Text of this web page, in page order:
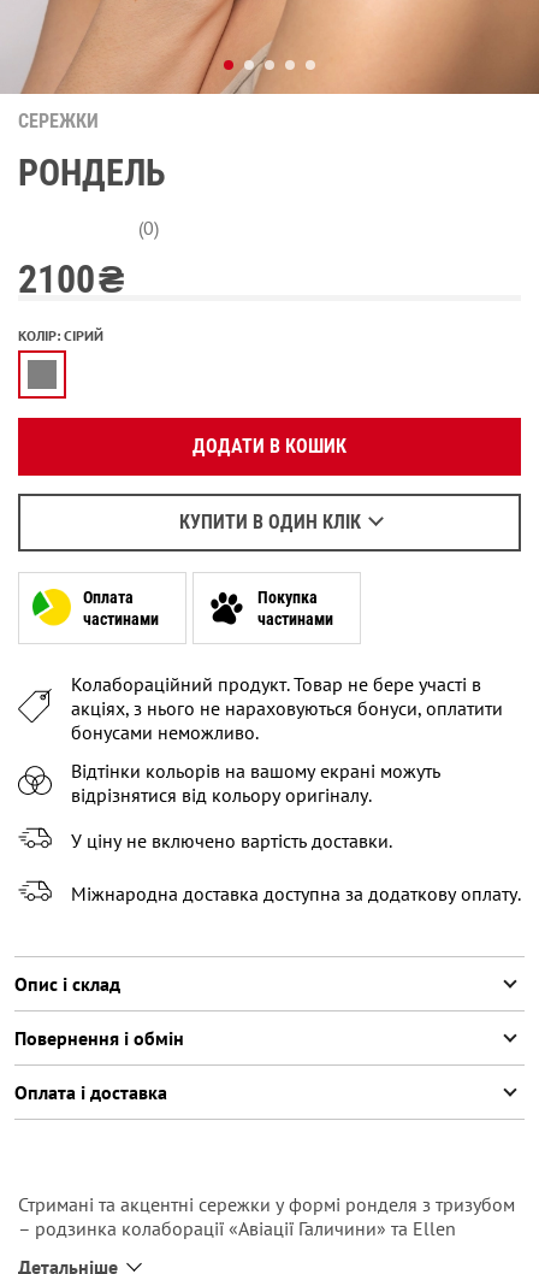
СЕРЕЖКИ
РОНДЕЛЬ
(0)
2100₴
КОЛІР: СІРИЙ
ДОДАТИ В КОШИК
КУПИТИ В ОДИН КЛІК
Написати у WhatsApp
Оплата
частинами
Покупка
частинами
Колабораційний продукт. Товар не бере участі в
акціях, з нього не нараховуються бонуси, оплатити
бонусами неможливо.
Відтінки кольорів на вашому екрані можуть
відрізнятися від кольору оригіналу.
У ціну не включено вартість доставки.
Міжнародна доставка доступна за додаткову оплату.
Опис і склад
Повернення і обмін
Оплата і доставка
Стримані та акцентні сережки у формі ронделя з тризубом
– родзинка колаборації «Авіації Галичини» та Ellen
Детальніше